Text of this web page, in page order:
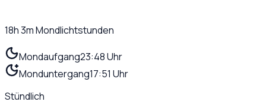
18h 3mMondlichtstunden
Mondaufgang23:48 Uhr
Monduntergang17:51 Uhr
Stündlich